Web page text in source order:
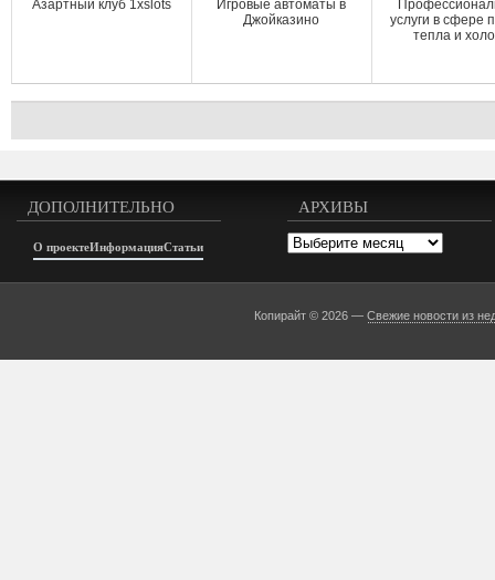
Азартный клуб 1xslots
Игровые автоматы в
Джойказино
услуги в сфере
тепла и
ДОПОЛНИТЕЛЬНО
О проектеИнформацияСтатьи
АРХИВЫ
Архивы
Копирайт © 2026 —Свежие новости из